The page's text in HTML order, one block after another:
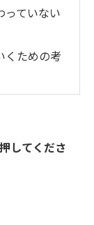
っていない
くための考
してくださ